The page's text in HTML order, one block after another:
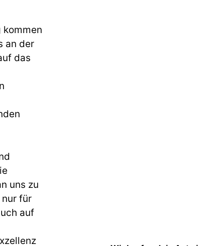
kommen
an der
das
uns zu
für
auf